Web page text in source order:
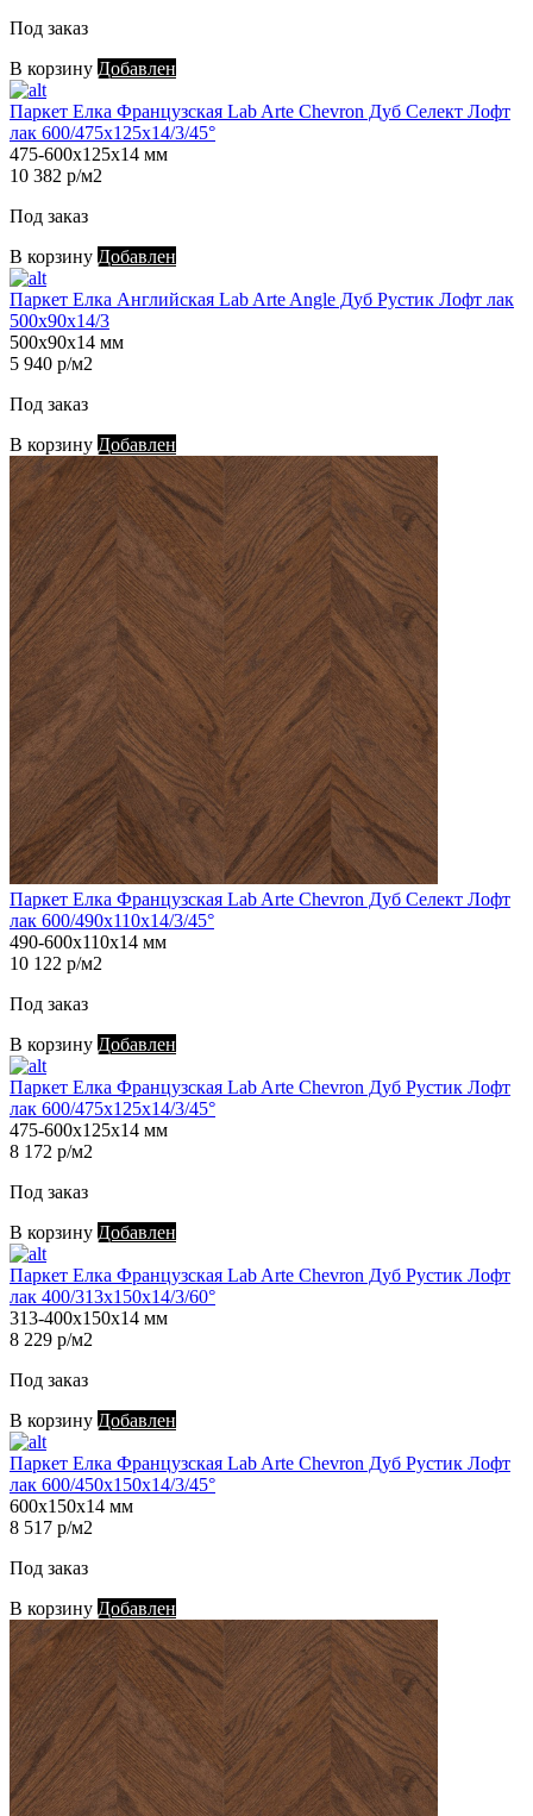
Под заказ
В корзину Добавлен
Паркет Елка Французская Lab Arte Chevron Дуб Селект Лофт
лак 600/475х125х14/3/45°
475-600х125х14 мм
10 382 р/м2
Под заказ
В корзину Добавлен
Паркет Елка Английская Lab Arte Angle Дуб Рустик Лофт лак
500х90х14/3
500х90х14 мм
5 940 р/м2
Под заказ
В корзину Добавлен
Паркет Елка Французская Lab Arte Chevron Дуб Селект Лофт
лак 600/490х110х14/3/45°
490-600х110х14 мм
10 122 р/м2
Под заказ
В корзину Добавлен
Паркет Елка Французская Lab Arte Chevron Дуб Рустик Лофт
лак 600/475х125х14/3/45°
475-600х125х14 мм
8 172 р/м2
Под заказ
В корзину Добавлен
Паркет Елка Французская Lab Arte Chevron Дуб Рустик Лофт
лак 400/313х150х14/3/60°
313-400х150х14 мм
8 229 р/м2
Под заказ
В корзину Добавлен
Паркет Елка Французская Lab Arte Chevron Дуб Рустик Лофт
лак 600/450х150х14/3/45°
600х150х14 мм
8 517 р/м2
Под заказ
В корзину Добавлен